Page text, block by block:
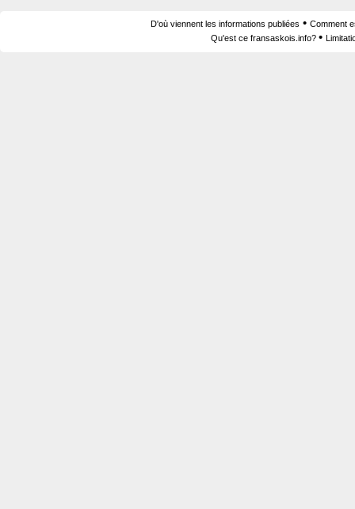
D'où viennent les informations publiées • Comment
Qu'est ce fransaskois.info? •